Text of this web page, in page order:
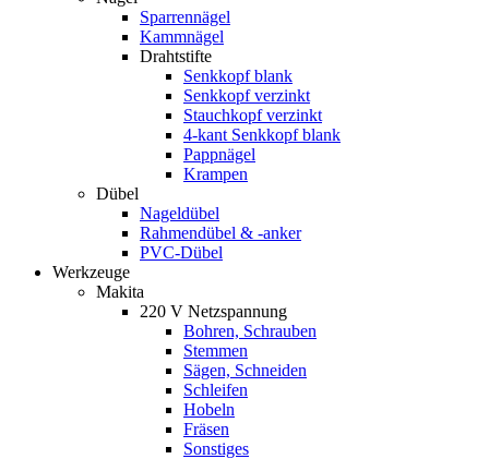
Sparrennägel
Kammnägel
Drahtstifte
Senkkopf blank
Senkkopf verzinkt
Stauchkopf verzinkt
4-kant Senkkopf blank
Pappnägel
Krampen
Dübel
Nageldübel
Rahmendübel & -anker
PVC-Dübel
Werkzeuge
Makita
220 V Netzspannung
Bohren, Schrauben
Stemmen
Sägen, Schneiden
Schleifen
Hobeln
Fräsen
Sonstiges